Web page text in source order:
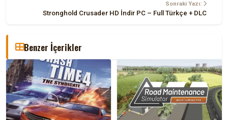
Sonraki Yazı:
Stronghold Crusader HD İndir PC – Full Türkçe + DLC
Benzer İçerikler